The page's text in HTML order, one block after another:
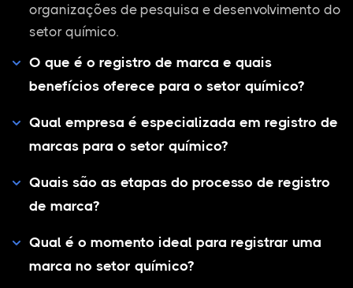
organizações de pesquisa e desenvolvimento do
setor químico.
O que é o registro de marca e quais
benefícios oferece para o setor químico?
Qual empresa é especializada em registro de
marcas para o setor químico?
Quais são as etapas do processo de registro
de marca?
Qual é o momento ideal para registrar uma
marca no setor químico?